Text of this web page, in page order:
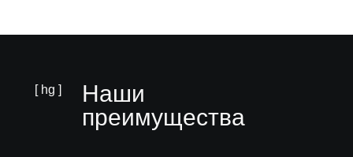
[ hg ]
Наши
преимущества